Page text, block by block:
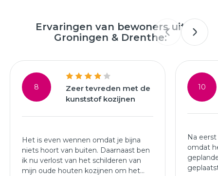
Ervaringen van bewoners uit
Groningen & Drenthe:
8
Zeer tevreden met de
kunststof kozijnen
Het is even wennen omdat je bijna
niets hoort van buiten. Daarnaast ben
ik nu verlost van het schilderen van
mijn oude houten kozijnen om het
10
Na
omdat